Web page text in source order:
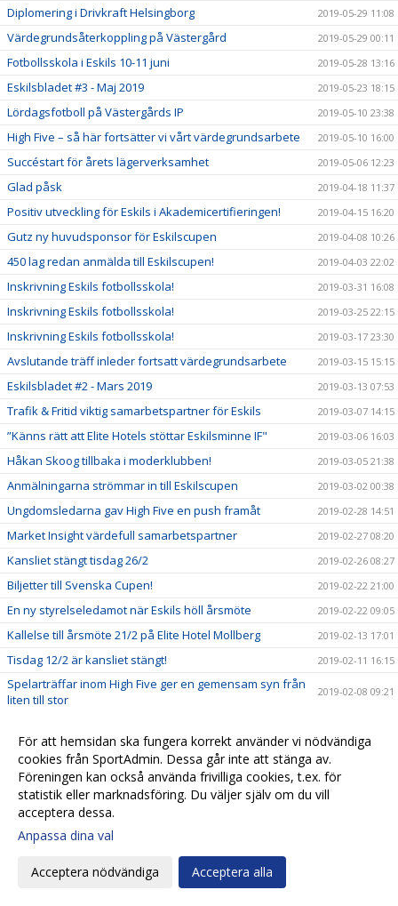
Diplomering i Drivkraft Helsingborg 2019-05-29 11:08
Värdegrundsåterkoppling på Västergård 2019-05-29 00:11
Fotbollsskola i Eskils 10-11 juni 2019-05-28 13:16
Eskilsbladet #3 - Maj 2019 2019-05-23 18:15
Lördagsfotboll på Västergårds IP 2019-05-10 23:38
High Five – så här fortsätter vi vårt värdegrundsarbete 2019-05-10 16:00
Succéstart för årets lägerverksamhet 2019-05-06 12:23
Glad påsk 2019-04-18 11:37
Positiv utveckling för Eskils i Akademicertifieringen! 2019-04-15 16:20
Gutz ny huvudsponsor för Eskilscupen 2019-04-08 10:26
450 lag redan anmälda till Eskilscupen! 2019-04-03 22:02
Inskrivning Eskils fotbollsskola! 2019-03-31 16:08
Inskrivning Eskils fotbollsskola! 2019-03-25 22:15
Inskrivning Eskils fotbollsskola! 2019-03-17 23:30
Avslutande träff inleder fortsatt värdegrundsarbete 2019-03-15 15:15
Eskilsbladet #2 - Mars 2019 2019-03-13 07:53
Trafik & Fritid viktig samarbetspartner för Eskils 2019-03-07 14:15
”Känns rätt att Elite Hotels stöttar Eskilsminne IF" 2019-03-06 16:03
Håkan Skoog tillbaka i moderklubben! 2019-03-05 21:38
Anmälningarna strömmar in till Eskilscupen 2019-03-02 00:38
Ungdomsledarna gav High Five en push framåt 2019-02-28 14:51
Market Insight värdefull samarbetspartner 2019-02-27 08:20
Kansliet stängt tisdag 26/2 2019-02-26 08:27
Biljetter till Svenska Cupen! 2019-02-22 21:00
En ny styrelseledamot när Eskils höll årsmöte 2019-02-22 09:05
Kallelse till årsmöte 21/2 på Elite Hotel Mollberg 2019-02-13 17:01
Tisdag 12/2 är kansliet stängt! 2019-02-11 16:15
Spelarträffar inom High Five ger en gemensam syn från
liten till stor
2019-02-08 09:21
Valberedningens förslag 2019-02-01 15:35
Biljettsläpp Svenska Cupen! 2019-01-23 21:09
Biljettinformation inför Svenska Cupen! 2019-01-23 20:51
Kalle Olsson, ny klubbchef i Eskils
Seniorlagens träningsläger spikade
Eskils ungdomsläger 2019!
För att hemsidan ska fungera korrekt använder vi nödvändiga
cookies från SportAdmin. Dessa går inte att stänga av.
Föreningen kan också använda frivilliga cookies, t.ex. för
statistik eller marknadsföring. Du väljer själv om du vill
acceptera dessa.
Anpassa dina val
Acceptera nödvändiga Acceptera alla